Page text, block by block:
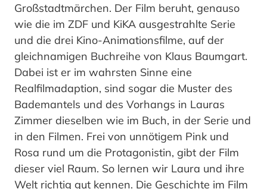
Großstadtmärchen. Der Film beruht, genauso
wie die im ZDF und KiKA ausgestrahlte Serie
und die drei Kino-Animationsfilme, auf der
gleichnamigen Buchreihe von Klaus Baumgart.
Dabei ist er im wahrsten Sinne eine
Realfilmadaption, sind sogar die Muster des
Bademantels und des Vorhangs in Lauras
Zimmer dieselben wie im Buch, in der Serie und
in den Filmen. Frei von unnötigem Pink und
Rosa rund um die Protagonistin, gibt der Film
dieser viel Raum. So lernen wir Laura und ihre
Welt richtig gut kennen. Die Geschichte im Film